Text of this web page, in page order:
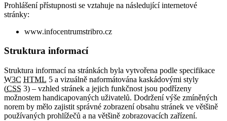
Prohlášení přístupnosti se vztahuje na následující internetové
stránky:
www.infocentrumstribro.cz
Struktura informací
Struktura informací na stránkách byla vytvořena podle specifikace
W3C HTML 5 a vizuálně naformátována kaskádovými styly
(CSS 3) – vzhled stránek a jejich funkčnost jsou podřízeny
možnostem handicapovaných uživatelů. Dodržení výše zmíněných
norem by mělo zajistit správné zobrazení obsahu stránek ve většině
používaných prohlížečů a na většině zobrazovacích zařízení.